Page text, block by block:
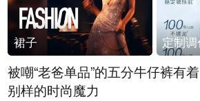
裙子
被嘲“老爸单品”的五分牛仔裤有着
别样的时尚魔力